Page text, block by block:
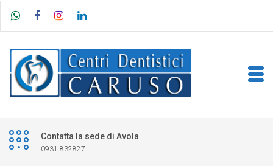
Contatta la sede di Avola
0931 832827